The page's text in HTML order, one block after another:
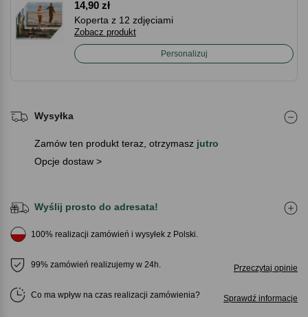
14,90 zł
Koperta z 12 zdjęciami
Zobacz produkt
Personalizuj
Wysyłka
Zamów ten produkt teraz, otrzymasz jutro
Opcje dostaw >
Wyślij prosto do adresata!
100% realizacji zamówień i wysyłek z Polski.
99% zamówień realizujemy w 24h. Przeczytaj opinie
Co ma wpływ na czas realizacji zamówienia Sprawdź informacje